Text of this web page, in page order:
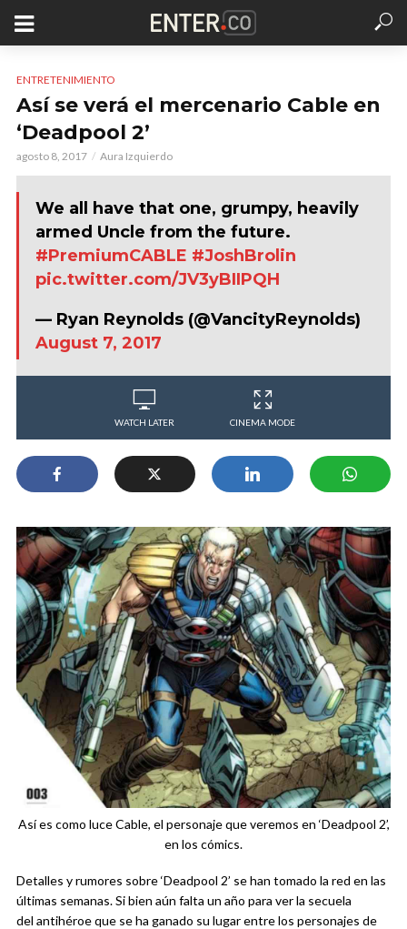
ENTRETENIMIENTO
Así se verá el mercenario Cable en
‘Deadpool 2’
agosto 8, 2017 Aura Izquierdo
We all have that one, grumpy, heavily
armed Uncle from the future.
#PremiumCABLE #JoshBrolin
pic.twitter.com/JV3yBIIPQH
— Ryan Reynolds (@VancityReynolds)
August 7, 2017
WATCH LATER CINEMA MODE
Así es como luce Cable, el personaje que veremos en ‘Deadpool 2’,
en los cómics.
Detalles y rumores sobre ‘Deadpool 2’ se han tomado la red en las
últimas semanas. Si bien aún falta un año para ver la secuela
del antihéroe que se ha ganado su lugar entre los personajes de